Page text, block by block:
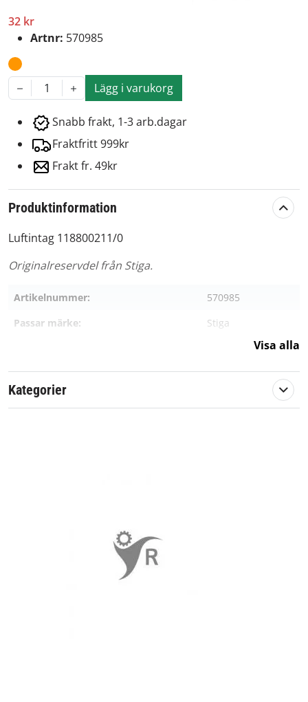
32 kr
Artnr: 570985
1 Lägg i varukorg
Snabb frakt, 1-3 arb.dagar
Fraktfritt 999kr
Frakt fr. 49kr
Produktinformation
Luftintag 118800211/0
Originalreservdel från Stiga.
Artikelnummer:
570985
Passar märke:
Stiga
Visa alla
Kategorier